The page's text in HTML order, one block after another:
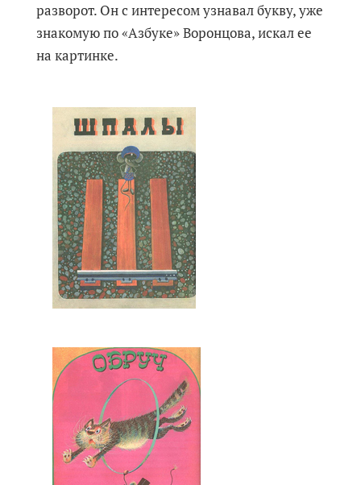
разворот. Он с интересом узнавал букву, уже
знакомую по «Азбуке» Воронцова, искал ее
на картинке.